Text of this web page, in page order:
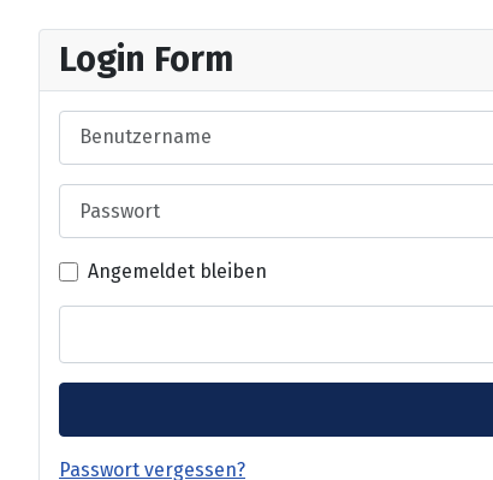
Login Form
Angemeldet bleiben
Passwort vergessen?